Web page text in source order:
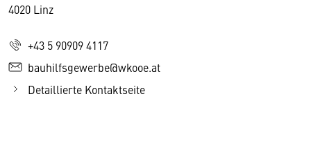
4020 Linz
+43 5 90909 4117
bauhilfsgewerbe@wkooe.at
Detaillierte Kontaktseite